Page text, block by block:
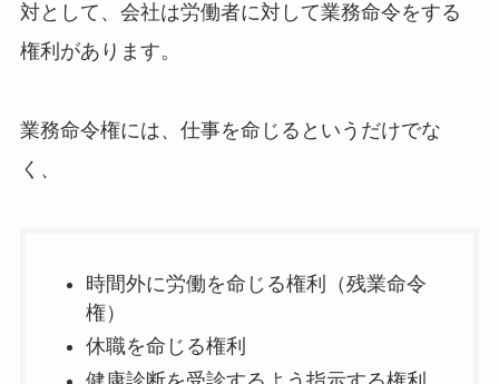
対として、会社は労働者に対して業務命令をする
権利があります。
業務命令権には、仕事を命じるというだけでな
く、
時間外に労働を命じる権利（残業命令
権）
休職を命じる権利